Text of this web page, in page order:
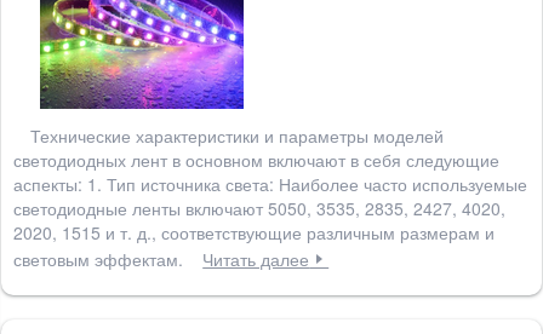
Технические характеристики и параметры моделей
светодиодных лент в основном включают в себя следующие
аспекты: 1. Тип источника света: Наиболее часто используемые
светодиодные ленты включают 5050, 3535, 2835, 2427, 4020,
2020, 1515 и т. д., соответствующие различным размерам и
световым эффектам.
Читать далее